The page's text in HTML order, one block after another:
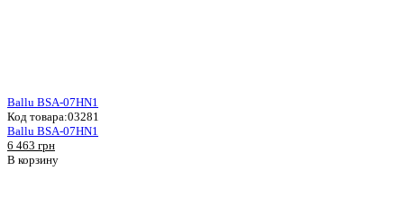
Ballu BSA-07HN1
Код товара:03281
Ballu BSA-07HN1
6 463 грн
В корзину